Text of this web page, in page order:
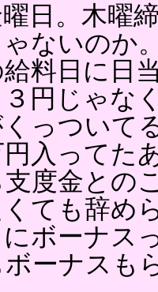
日。木曜
ないのか
料日に日
円じゃな
っついて
入ってた
度金との
ても辞め
ボーナス
ーナスも